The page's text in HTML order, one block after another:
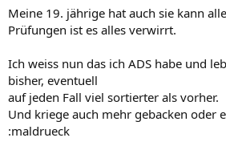
Meine 19. jährige hat auch sie kann
Prüfungen ist es alles verwirrt.
Ich weiss nun das ich ADS habe und
bisher, eventuell
auf jeden Fall viel sortierter als vorher.
Und kriege auch mehr gebacken oder
:maldrueck